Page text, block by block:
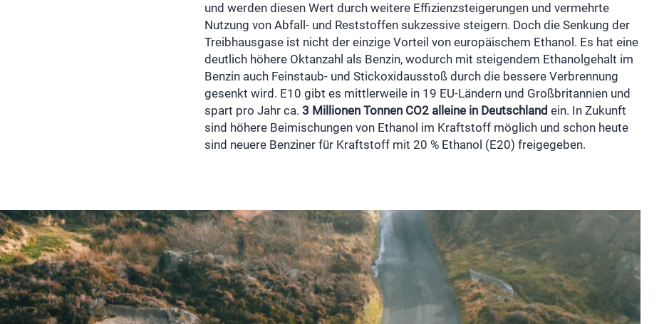
und werden diesen Wert durch weitere Effizienzsteigerungen und vermehrte
Nutzung von Abfall- und Reststoffen sukzessive steigern. Doch die Senkung der
Treibhausgase ist nicht der einzige Vorteil von europäischem Ethanol. Es hat eine
deutlich höhere Oktanzahl als Benzin, wodurch mit steigendem Ethanolgehalt im
Benzin auch Feinstaub- und Stickoxidausstoß durch die bessere Verbrennung
gesenkt wird. E10 gibt es mittlerweile in 19 EU-Ländern und Großbritannien und
spart pro Jahr ca. 3 Millionen Tonnen CO2 alleine in Deutschland ein. In Zukunft
sind höhere Beimischungen von Ethanol im Kraftstoff möglich und schon heute
sind neuere Benziner für Kraftstoff mit 20 % Ethanol (E20) freigegeben.